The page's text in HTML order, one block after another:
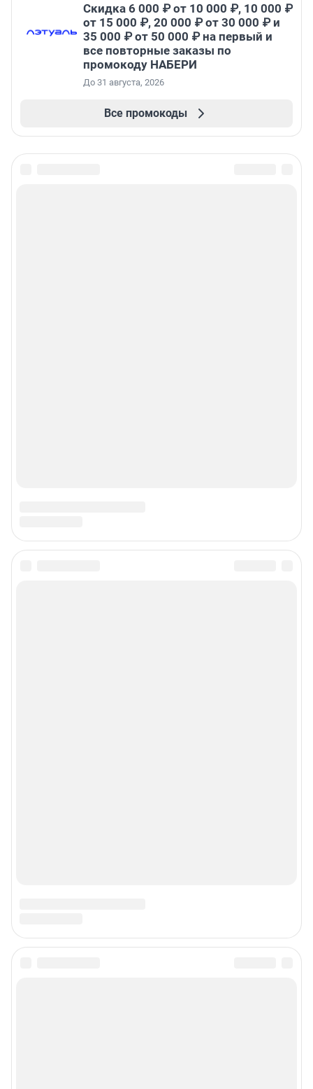
Скидка 6 000 ₽ от 10 000 ₽, 10 000 ₽
от 15 000 ₽, 20 000 ₽ от 30 000 ₽ и
35 000 ₽ от 50 000 ₽ на первый и
все повторные заказы по
промокоду НАБЕРИ
До 31 августа, 2026
Все промокоды